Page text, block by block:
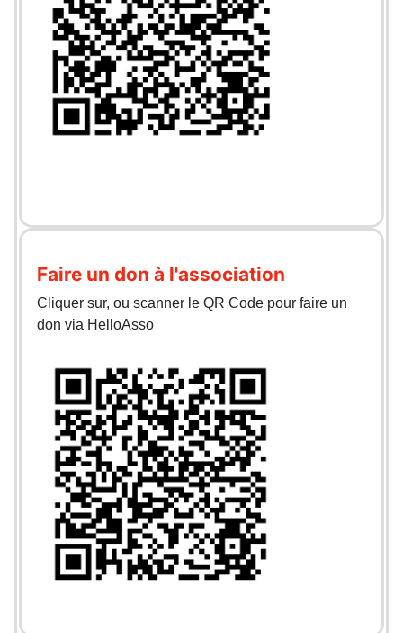
Faire un don à l'association
Cliquer sur, ou scanner le QR Code pour faire un
don via HelloAsso